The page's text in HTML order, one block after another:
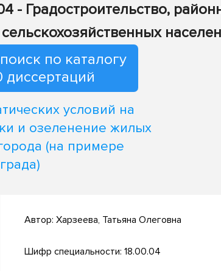
- Градостроительство,
по каталогу
условий на
и озеленение жилых
(на примере
Автор: Харзеева, Татьяна Олеговна
Шифр специальности: 18.00.04